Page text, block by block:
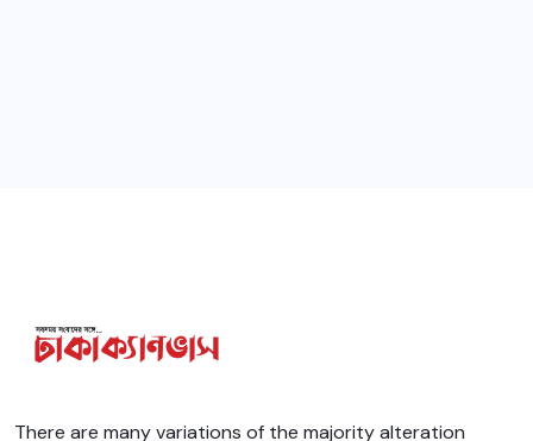
There are many variations of the majority alteration